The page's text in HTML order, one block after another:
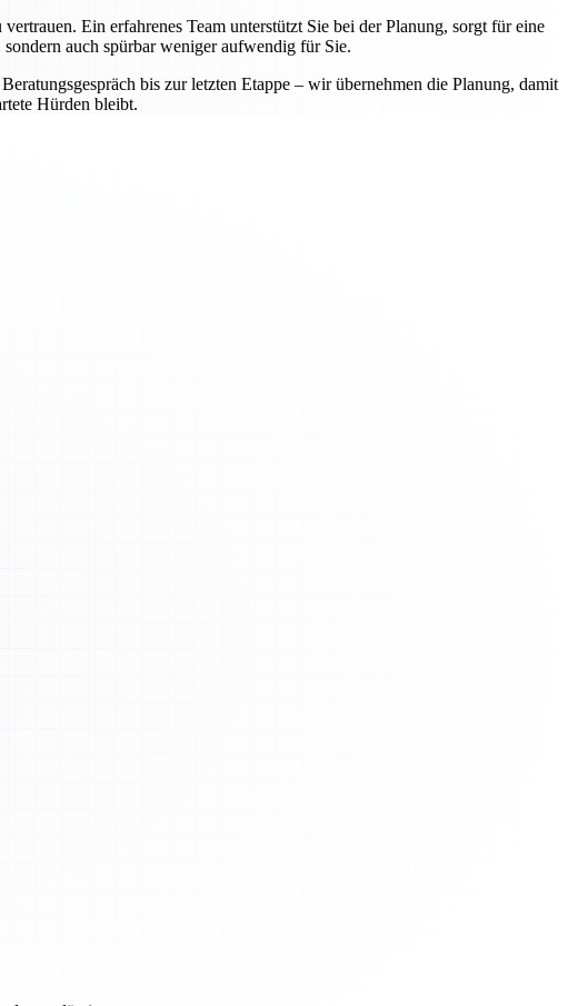
Ein erfahrenes Team unterstützt Sie bei der Planung, sorgt für eine
auch spürbar weniger aufwendig für Sie.
bis zur letzten Etappe – wir übernehmen die Planung, damit
Hürden bleibt.